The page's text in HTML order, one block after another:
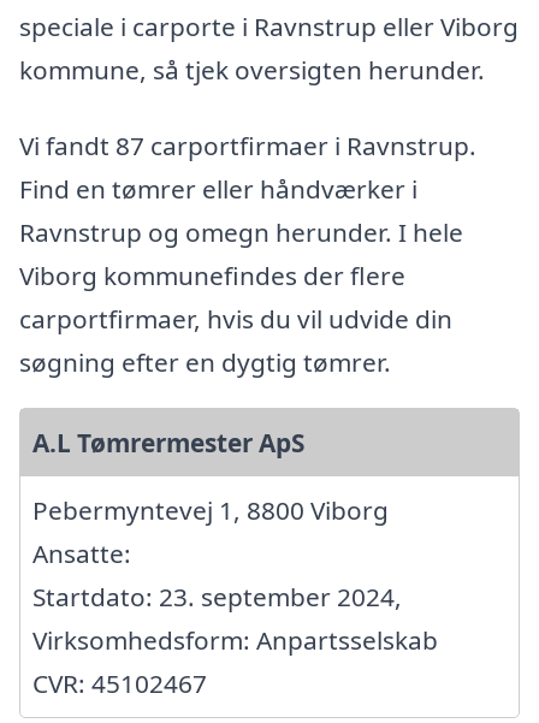
speciale i carporte i Ravnstrup eller Viborg
kommune, så tjek oversigten herunder.
Vi fandt 87 carportfirmaer i Ravnstrup.
Find en tømrer eller håndværker i
Ravnstrup og omegn herunder. I hele
Viborg kommunefindes der flere
carportfirmaer, hvis du vil udvide din
søgning efter en dygtig tømrer.
A.L Tømrermester ApS
Pebermyntevej 1, 8800 Viborg
Ansatte:
Startdato: 23. september 2024,
Virksomhedsform: Anpartsselskab
CVR: 45102467